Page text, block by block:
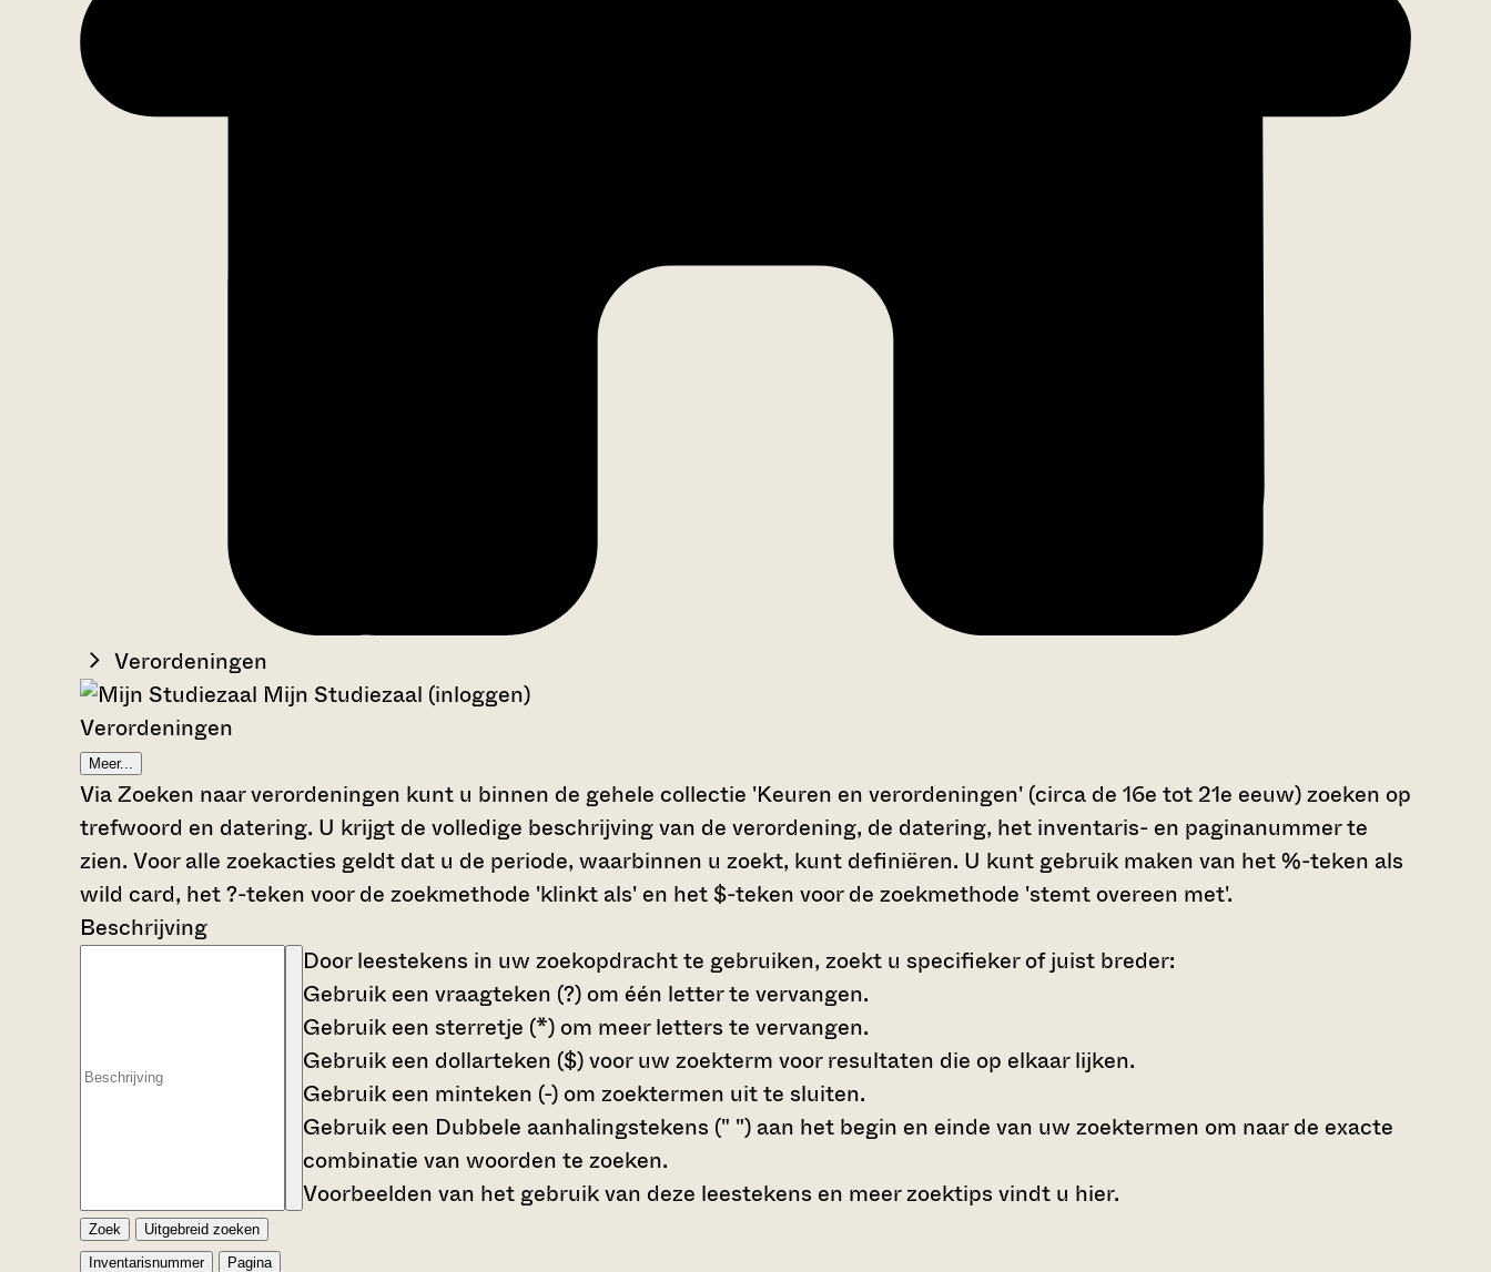
Verordeningen
Mijn Studiezaal (inloggen)
Verordeningen
Meer...
Via Zoeken naar verordeningen kunt u binnen de gehele collectie 'Keuren en verordeningen' (circa de 16e tot 21e eeuw) zoeken op
trefwoord en datering. U krijgt de volledige beschrijving van de verordening, de datering, het inventaris- en paginanummer te
zien. Voor alle zoekacties geldt dat u de periode, waarbinnen u zoekt, kunt definiëren. U kunt gebruik maken van het %-teken als
wild card, het ?-teken voor de zoekmethode 'klinkt als' en het $-teken voor de zoekmethode 'stemt overeen met'.
Beschrijving
Door leestekens in uw zoekopdracht te gebruiken, zoekt u specifieker of juist breder:
Gebruik een vraagteken (?) om één letter te vervangen.
Gebruik een sterretje (*) om meer letters te vervangen.
Gebruik een dollarteken ($)voor uw zoekterm voor resultaten die op elkaar lijken.
Gebruik een minteken (-) om zoektermen uit te sluiten.
Gebruik een Dubbele aanhalingstekens (" ") aan het begin en einde van uw zoektermen om naar de exacte
combinatie van woorden te zoeken.
Voorbeelden van het gebruik van deze leestekens en meer zoektips vindt u hier.
Zoek
Uitgebreid zoeken
Inventarisnummer
Pagina